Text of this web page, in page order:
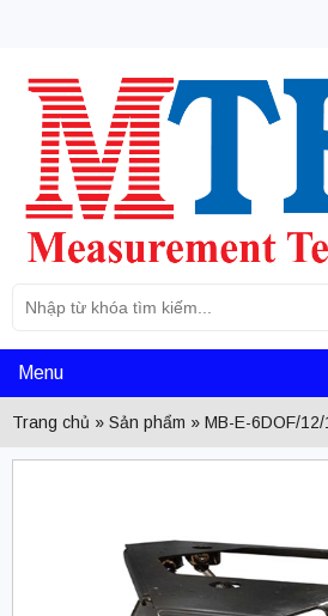
kiếm
Menu
Trang chủ » Sản phẩm » MB-E-6DOF/